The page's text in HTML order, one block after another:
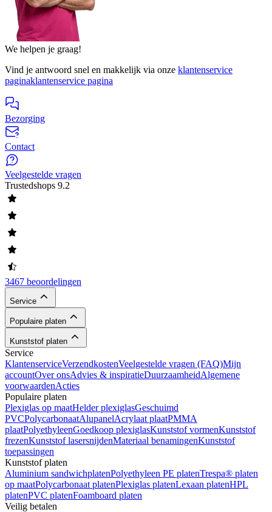
We helpen je graag!
Vind je antwoord snel en makkelijk via onze klantenservice
paginaklantenservice pagina
Bezorging
Contact
Veelgestelde vragen
Trustedshops 9.2
3467 beoordelingen
Service
Populaire platen
Kunststof platen
Service
KlantenserviceVerzendkostenVeelgestelde vragen (FAQ)Mijn
accountOver onsAdvies & inspiratieDuurzaamheidAlgemene
voorwaardenActies
Populaire platen
Plexiglas op maatHelder plexiglasGeschuimd
PVCPolycarbonaatAlupanelAcrylaat plaatPMMA
plaatPolyethyleenGoedkoop plexiglasKunststof vormenKunststof
frezenKunststof lasersnijdenMateriaal benamingenKunststof
toepassingen
Kunststof platen
Aluminium sandwichplatenPolyethyleen PE platenTrespa® platen
op maatPolycarbonaat platenPlexiglas platenLexaan platenHPL
platenPVC platenFoamboard platen
Veilig betalen